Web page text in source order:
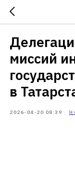
миссий
в
2026-04-20 08:39